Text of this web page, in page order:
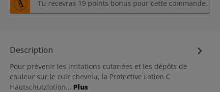
Tu recevras 19 points bonus pour cette commande.
Description
Pour prévenir les irritations cutanées et les dépôts de
couleur sur le cuir chevelu, la Protective Lotion C
Hautschutzlotion… Plus